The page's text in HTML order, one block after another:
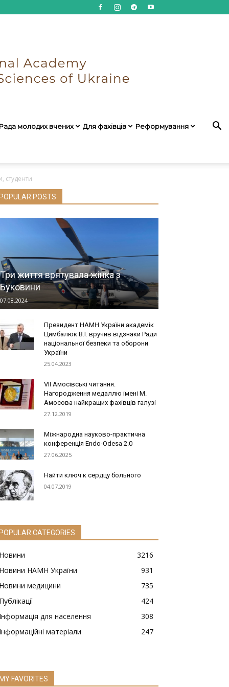
Рада молодих вчених Для фахівців Реформування
студенти
POPULAR POSTS
Три життя врятувала жінка з
Буковини
07.08.2024
Президент НАМН України академік
Цимбалюк В.І. вручив відзнаки Ради
національної безпеки та оборони
України
25.04.2023
VII Амосівські читання.
Нагородження медаллю імені М.
Амосова найкращих фахівців галузі
27.12.2019
Міжнародна науково-практична
конференція Endo-Odesa 2.0
27.06.2025
Найти ключ к сердцу больного
04.07.2019
POPULAR CATEGORIES
Новини
3216
Новини НАМН України
931
Новини медицини
735
Публікації
424
Інформація для населення
308
Інформаційні матеріали
247
MY FAVORITES